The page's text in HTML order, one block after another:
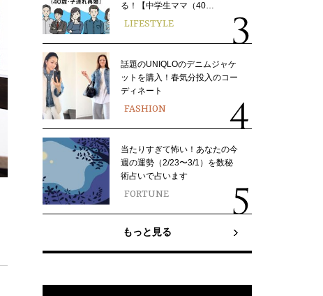
る！【中学生ママ（40…
LIFESTYLE
話題のUNIQLOのデニムジャケ
ットを購入！春気分投入のコー
ディネート
FASHION
当たりすぎて怖い！あなたの今
週の運勢（2/23〜3/1）を数秘
術占いで占います
FORTUNE
もっと見る